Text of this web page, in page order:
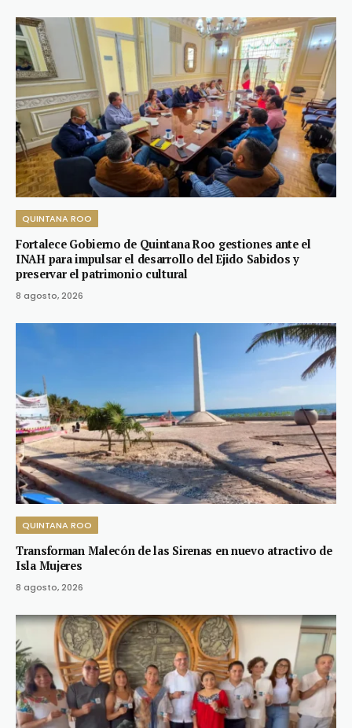
QUINTANA ROO
Fortalece Gobierno de Quintana Roo gestiones ante el
INAH para impulsar el desarrollo del Ejido Sabidos y
preservar el patrimonio cultural
8 agosto, 2026
QUINTANA ROO
Transforman Malecón de las Sirenas en nuevo atractivo de
Isla Mujeres
8 agosto, 2026